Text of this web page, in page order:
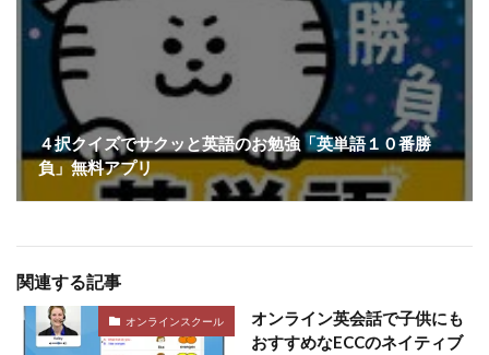
４択クイズでサクッと英語のお勉強「英単語１０番勝
負」無料アプリ
関連する記事
オンラインスクール
オンライン英会話で子供にも
おすすめなECCのネイティブ